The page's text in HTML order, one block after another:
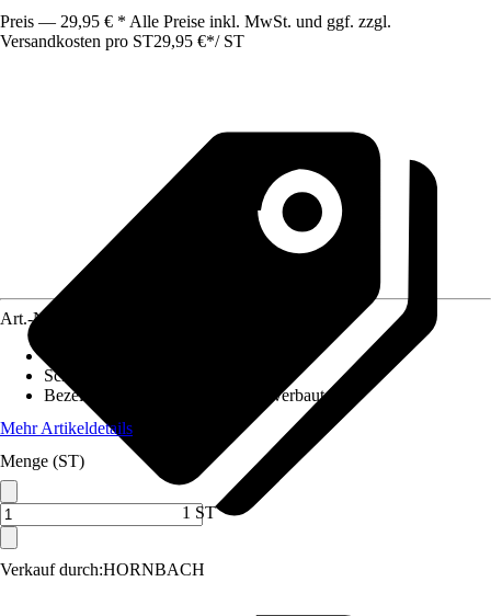
Preis — 29,95 € * Alle Preise inkl. MwSt. und ggf. zzgl.
Versandkosten pro ST29,95 €*/ ST
Verkauf durch:HORNBACH
Art.-Nr.
Schutzart
Bezeichnung Fassung
LED fest verbaut
Mehr Artikeldetails
Menge (ST)
1 ST